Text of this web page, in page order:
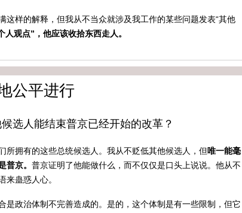
这样的解释，但我从不当众就涉及我工作的某些问题发表“其他
观点”，他应该收拾东西走人。
公平进行
选人能结束普京已经开始的改革？
所拥有的这些总统候选人。我从不贬低其他候选人，但唯一能毫
普京。 普京证明了他能做什么，而不仅仅是口头上说说。他从不
来蛊惑人心。
是政治体制不完善造成的。是的，这个体制是有一些限制，但它